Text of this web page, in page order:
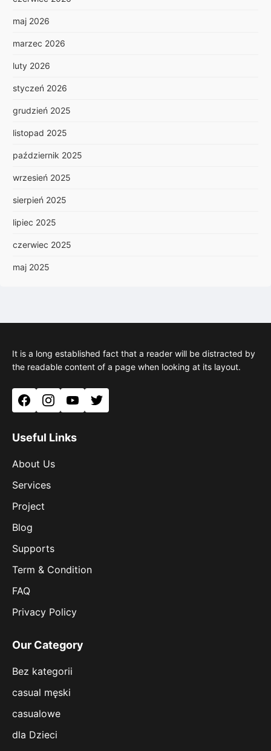
maj 2026
marzec 2026
luty 2026
styczeń 2026
grudzień 2025
listopad 2025
październik 2025
wrzesień 2025
sierpień 2025
lipiec 2025
czerwiec 2025
maj 2025
It is a long established fact that a reader will be distracted by
the readable content of a page when looking at its layout.
FacebookInstagramYouTubeTwitter
Useful Links
About Us
Services
Project
Blog
Supports
Term & Condition
FAQ
Privacy Policy
Our Category
Bez kategorii
casual męski
casualowe
dla Dzieci